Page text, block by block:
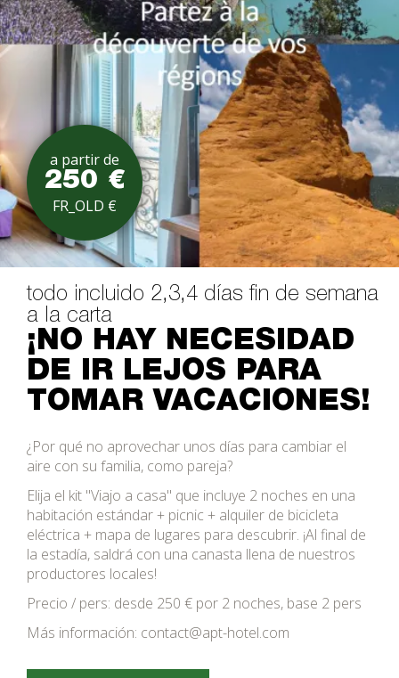
todo incluido 2,3,4 días fin de semana
a la carta
¡NO HAY NECESIDAD
DE IR LEJOS PARA
TOMAR VACACIONES!
¿Por qué no aprovechar unos días para cambiar el
aire con su familia, como pareja?
Elija el kit "Viajo a casa" que incluye 2 noches en una
habitación estándar + picnic + alquiler de bicicleta
eléctrica + mapa de lugares para descubrir. ¡Al final de
la estadía, saldrá con una canasta llena de nuestros
productores locales!
Precio / pers: desde 250 € por 2 noches, base 2 pers
Más información: contact@apt-hotel.com
a partir de
250 €
FR_OLD €